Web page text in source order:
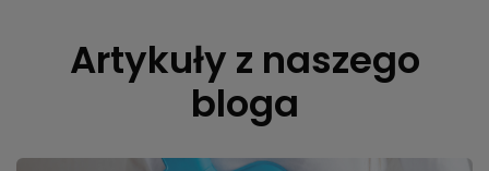
Artykuły z naszego
bloga